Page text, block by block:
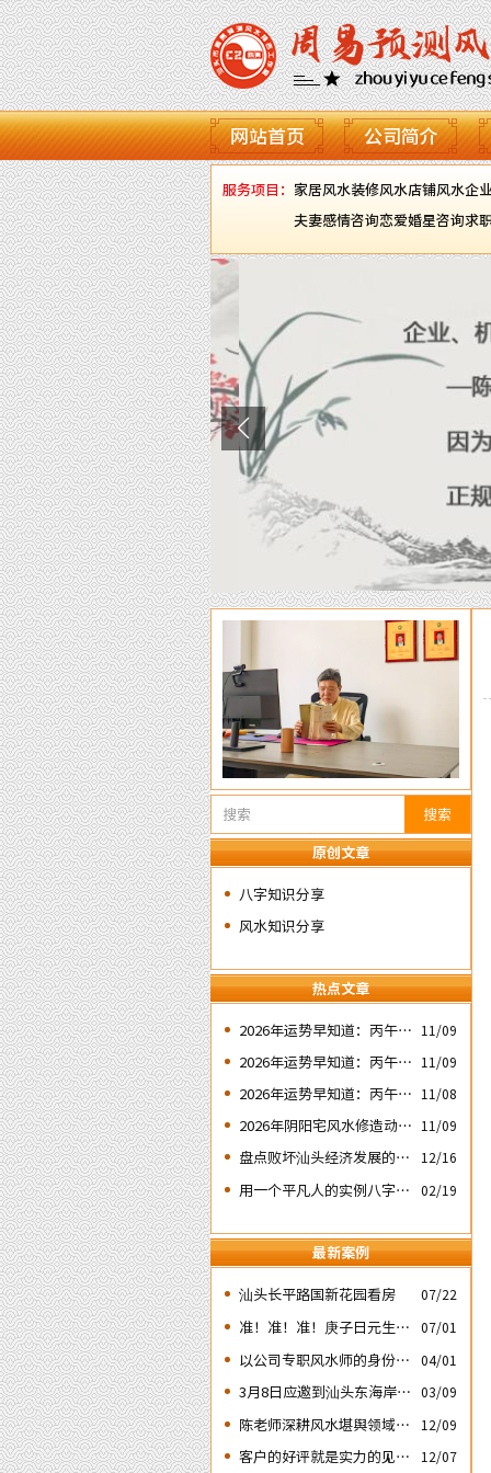
网站首页 公司简介
服务项目： 家居风水装修风水店铺风水企
夫妻感情咨询恋爱婚星咨询求
搜索
原创文章
八字知识分享
风水知识分享
热点文章
2026年运势早知道：丙午年
二‘壬子’ 日
11/09
2026年运势早知道：丙午年
四‘庚子’ 日
11/09
2026年运势早知道：丙午年
运势不好的4个日期出生人
之一‘戊子’ 日
11/08
2026年阴阳宅风水修造动土 11/09
盘点败坏汕头经济发展的四
12/16
用一个平凡人的实例八字论
02/19
最新案例
汕头长平路国新花园看房
07/22
准！准！准！庚子日元生人
丙午流年的运势判断实例：
07/01
以公司专职风水师的身份应
邀出席《星橙网络科技公
司》成立5周年庆典
04/01
3月8日应邀到汕头东海岸新
城为朋友的亲戚堪舆住房风
水
03/09
陈老师深耕风水堪舆领域四
12/09
客户的好评就是实力的见
12/07